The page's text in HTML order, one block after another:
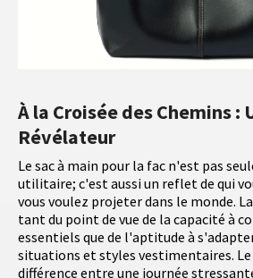
À la Croisée des Chemins :
Révélateur
Le sac à main pour la fac n'est pas
utilitaire; c'est aussi un reflet de qui
vous voulez projeter dans le monde.
tant du point de vue de la capacité à
essentiels que de l'aptitude à
situations et styles vestimentaires.
différence entre une journée